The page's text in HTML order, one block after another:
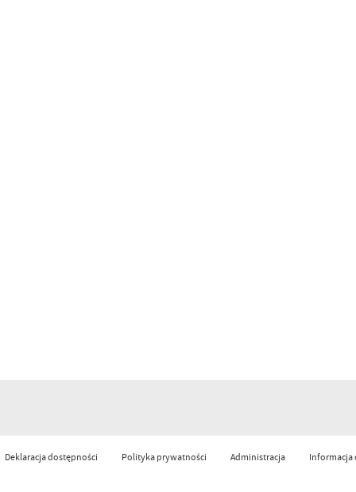
Deklaracja dostępności Polityka prywatności Administracja Informacja